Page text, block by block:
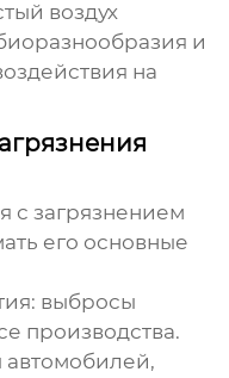
воздух
и
на
с загрязнением
его основные
выбросы
производства.
автомобилей,